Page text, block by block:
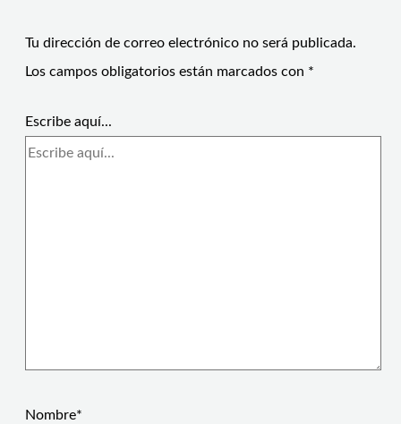
Tu dirección de correo electrónico no será publicada.
Los campos obligatorios están marcados con *
Escribe aquí...
Nombre*